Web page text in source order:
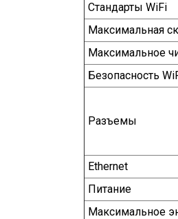
Стандарты WiFi
Максимальная
Максимальное
Безопасность
Разъемы
Ethernet
Питание
Максимальное